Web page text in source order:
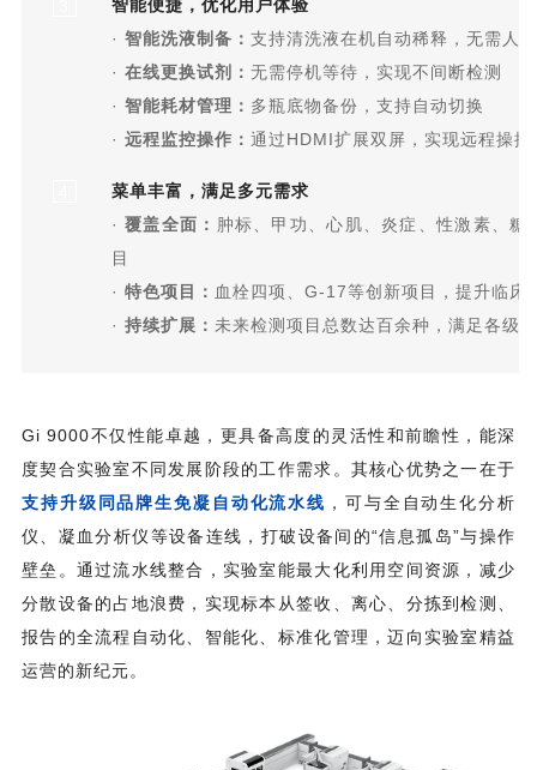
智能便捷，优化用户体验
· 智能洗液制备： 支持清洗液在机自动稀释，无需人
· 在线更换试剂： 无需停机等待，实现不间断检测
· 智能耗材管理： 多瓶底物备份，支持自动切换
· 远程监控操作： 通过HDMI扩展双屏，实现远程操控
菜单丰富，满足多元需求
·覆盖全面： 肿标、甲功、心肌、炎症、性激素、糖
目
· 特色项目： 血栓四项、G-17等创新项目，提升临床
· 持续扩展： 未来检测项目总数达百余种，满足各级
Gi 9000不仅性能卓越，更具备高度的灵活性和前瞻性，能深
度契合实验室不同发展阶段的工作需求。其核心优势之一在于
支持升级同品牌生免凝自动化流水线 ，可与全自动生化分析
仪、凝血分析仪等设备连线，打破设备间的“信息孤岛”与操作
壁垒。通过流水线整合，实验室能最大化利用空间资源，减少
分散设备的占地浪费，实现标本从签收、离心、分拣到检测、
报告的全流程自动化、智能化、标准化管理，迈向实验室精益
运营的新纪元。